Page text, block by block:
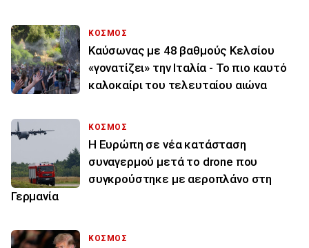
ΚΟΣΜΟΣ
Καύσωνας με 48 βαθμούς Κελσίου
«γονατίζει» την Ιταλία - Το πιο καυτό
καλοκαίρι του τελευταίου αιώνα
ΚΟΣΜΟΣ
Η Ευρώπη σε νέα κατάσταση
συναγερμού μετά το drone που
συγκρούστηκε με αεροπλάνο στη
Γερμανία
ΚΟΣΜΟΣ